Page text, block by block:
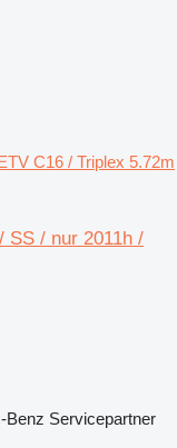
C16 / Triplex 5.72m
SS / nur 2011h /
Benz Servicepartner